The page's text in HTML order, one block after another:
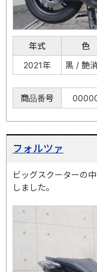
年式 色
2021年
黒 / 艶
商品番号
フォルツァ
ビッグスクーターの
しました。